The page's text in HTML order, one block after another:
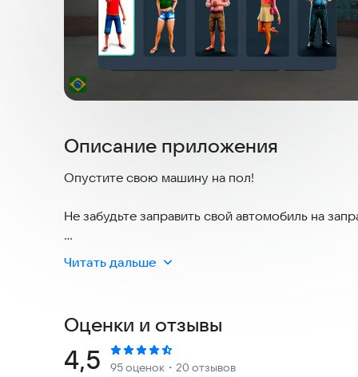
Описание приложения
Опустите свою машину на пол!
Не забудьте заправить свой автомобиль на
REB — это игра, в которой представлено
автомобиля и персонажа.
особенности:
Читать дальше
Оценки и отзывы
Рейтинг:
4,5 95 оценок ・20 отзывов